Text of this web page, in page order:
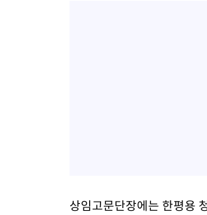
상임고문단장에는 한평용